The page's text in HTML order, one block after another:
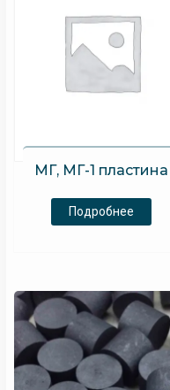
МГ, МГ-1 пластина
Подробнее